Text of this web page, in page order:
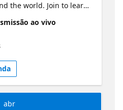
the world. Join to learn
be used to detect
interaction
ao vivo
abr